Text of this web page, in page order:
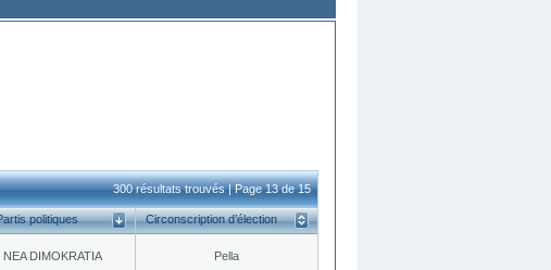
300 résultats trouvés | Page 13 de 15
politiques Circonscription d’élection
NEA DΙMOKRATIA Pella